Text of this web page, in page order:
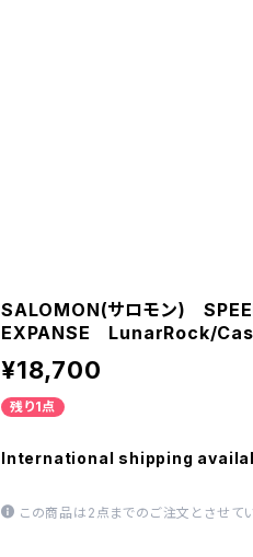
SALOMON(サロモン)
EXPANSE LunarRock/
¥18,700
残り1点
International shipping
この商品は2点までのご注文とさせてい